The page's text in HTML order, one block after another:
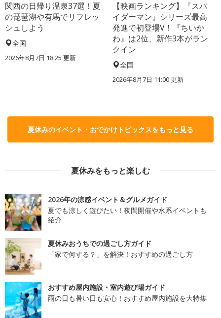
関西の日帰り温泉37選！夏
の琵琶湖や有馬でリフレッ
シュしよう
全国
2026年8月7日 18:25 更新
【映画ランキング】『スパ
イダーマン』シリーズ最高
発進で初登場V！『ちいか
わ』は2位、新作3本がラン
クイン
全国
2026年8月7日 11:00更新
夏休みのイベント・おでかけトピックスをもっと見る
夏休みをもっと楽しむ
2026年の涼感イベント＆グルメガイド
夏でも涼しく遊びたい！夜間開催や水系イベントも
紹介
夏休みおうちでの過ごし方ガイド
「家で何する？」を解決！おすすめの過ごし方
おすすめ屋内施設・室内遊び場ガイド
雨の日も暑い日も安心！おすすめ屋内施設を大特集